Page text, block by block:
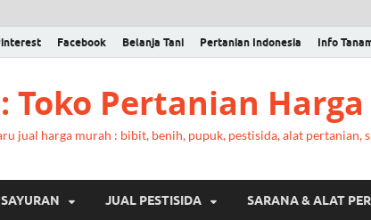
Facebook Belanja Tani Pertanian Indonesia Info
Toko Pertanian
jual harga murah : bibit, benih, pupuk, pestisida, alat
JUAL PESTISIDA SARANA & ALAT